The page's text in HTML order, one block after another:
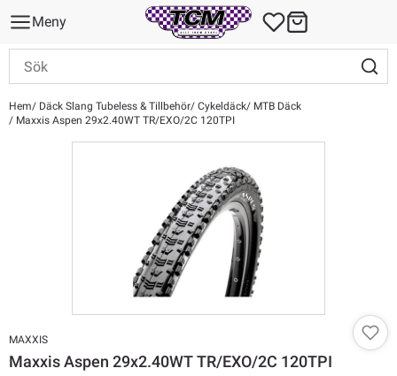
Meny
Hem Däck Slang Tubeless & Tillbehör Cykeldäck
MTB Däck
Maxxis Aspen 29x2.40WT TR/EXO/2C 120TPI
MAXXIS
Maxxis Aspen 29x2.40WT TR/EXO/2C 120TPI